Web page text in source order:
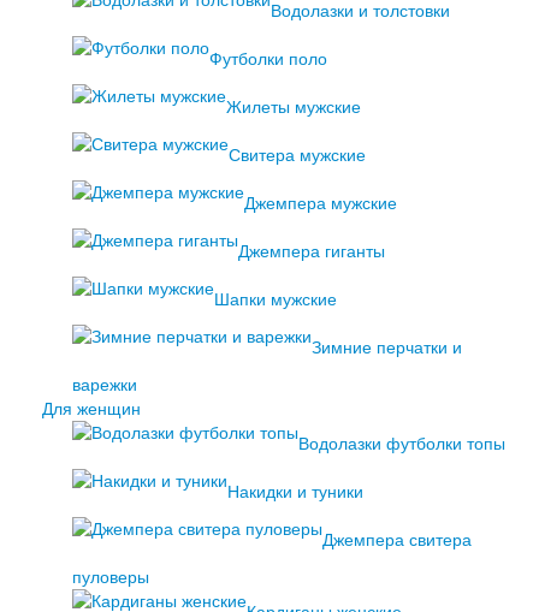
Водолазки и толстовки
Футболки поло
Жилеты мужские
Свитера мужские
Джемпера мужские
Джемпера гиганты
Шапки мужские
Зимние перчатки и
варежки
Для женщин
Водолазки футболки топы
Накидки и туники
Джемпера свитера
пуловеры